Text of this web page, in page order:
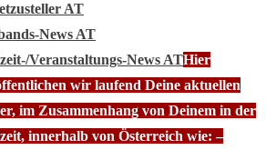
AT
News AT
Veranstaltungs-News ATHier
wir laufend Deine aktuellen
im Zusammenhang von Deinem in der
innerhalb von Österreich wie: –